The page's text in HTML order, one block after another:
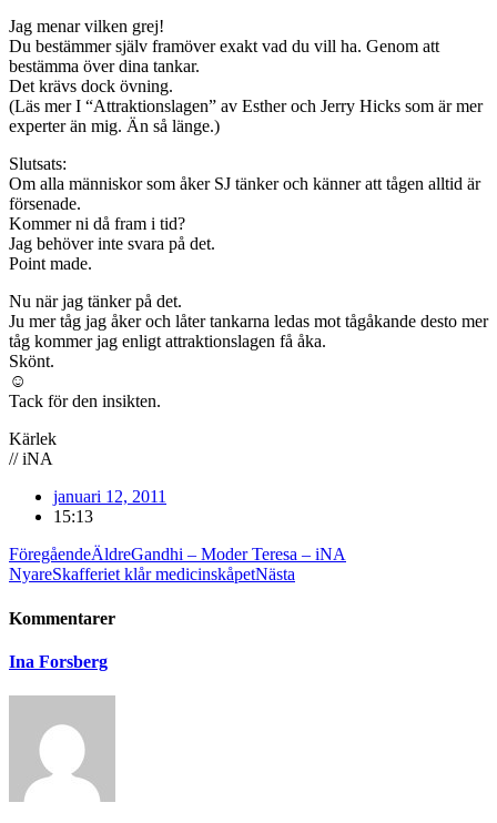
Jag menar vilken grej!
Du bestämmer själv framöver exakt vad du vill ha. Genom att
bestämma över dina tankar.
Det krävs dock övning.
(Läs mer I “Attraktionslagen” av Esther och Jerry Hicks som är mer
experter än mig. Än så länge.)
Slutsats:
Om alla människor som åker SJ tänker och känner att tågen alltid är
försenade.
Kommer ni då fram i tid?
Jag behöver inte svara på det.
Point made.
Nu när jag tänker på det.
Ju mer tåg jag åker och låter tankarna ledas mot tågåkande desto mer
tåg kommer jag enligt attraktionslagen få åka.
Skönt.
☺
Tack för den insikten.
Kärlek
// iNA
januari 12, 2011
15:13
FöregåendeÄldreGandhi – Moder Teresa – iNA
NyareSkafferiet klår medicinskåpetNästa
Kommentarer
Ina Forsberg